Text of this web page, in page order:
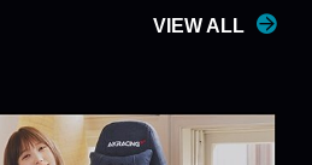
VIEW ALL